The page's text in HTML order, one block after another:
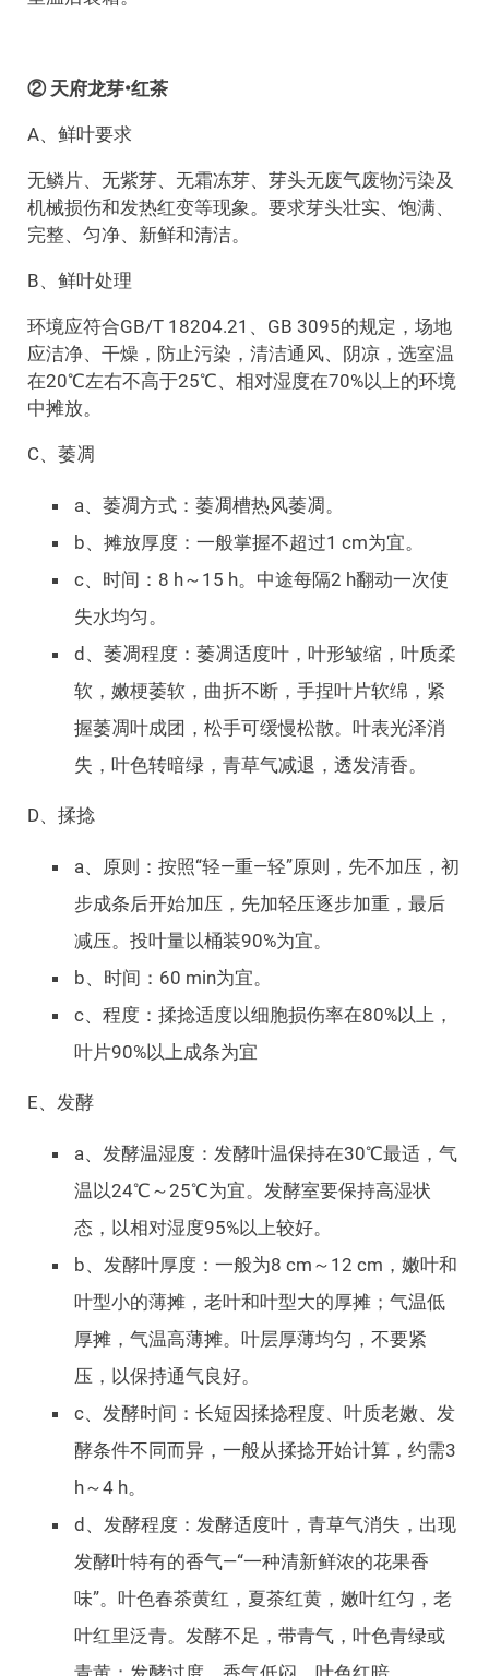
② 天府龙芽•红茶
A、鲜叶要求
无鳞片、无紫芽、无霜冻芽、芽头无废气废物污染及
机械损伤和发热红变等现象。要求芽头壮实、饱满、
完整、匀净、新鲜和清洁。
B、鲜叶处理
环境应符合GB/T 18204.21、GB 3095的规定，场地
应洁净、干燥，防止污染，清洁通风、阴凉，选室温
在20℃左右不高于25℃、相对湿度在70%以上的环境
中摊放。
C、萎凋
a、萎凋方式：萎凋槽热风萎凋。
b、摊放厚度：一般掌握不超过1 cm为宜。
c、时间：8 h～15 h。中途每隔2 h翻动一次使
失水均匀。
d、萎凋程度：萎凋适度叶，叶形皱缩，叶质柔
软，嫩梗萎软，曲折不断，手捏叶片软绵，紧
握萎凋叶成团，松手可缓慢松散。叶表光泽消
失，叶色转暗绿，青草气减退，透发清香。
D、揉捻
a、原则：按照“轻—重—轻”原则，先不加压，初
步成条后开始加压，先加轻压逐步加重，最后
减压。投叶量以桶装90%为宜。
b、时间：60 min为宜。
c、程度：揉捻适度以细胞损伤率在80%以上，
叶片90%以上成条为宜
E、发酵
a、发酵温湿度：发酵叶温保持在30℃最适，气
温以24℃～25℃为宜。发酵室要保持高湿状
态，以相对湿度95%以上较好。
b、发酵叶厚度：一般为8 cm～12 cm，嫩叶和
叶型小的薄摊，老叶和叶型大的厚摊；气温低
厚摊，气温高薄摊。叶层厚薄均匀，不要紧
压，以保持通气良好。
c、发酵时间：长短因揉捻程度、叶质老嫩、发
酵条件不同而异，一般从揉捻开始计算，约需3
h～4 h。
d、发酵程度：发酵适度叶，青草气消失，出现
发酵叶特有的香气—“一种清新鲜浓的花果香
味”。叶色春茶黄红，夏茶红黄，嫩叶红匀，老
叶红里泛青。发酵不足，带青气，叶色青绿或